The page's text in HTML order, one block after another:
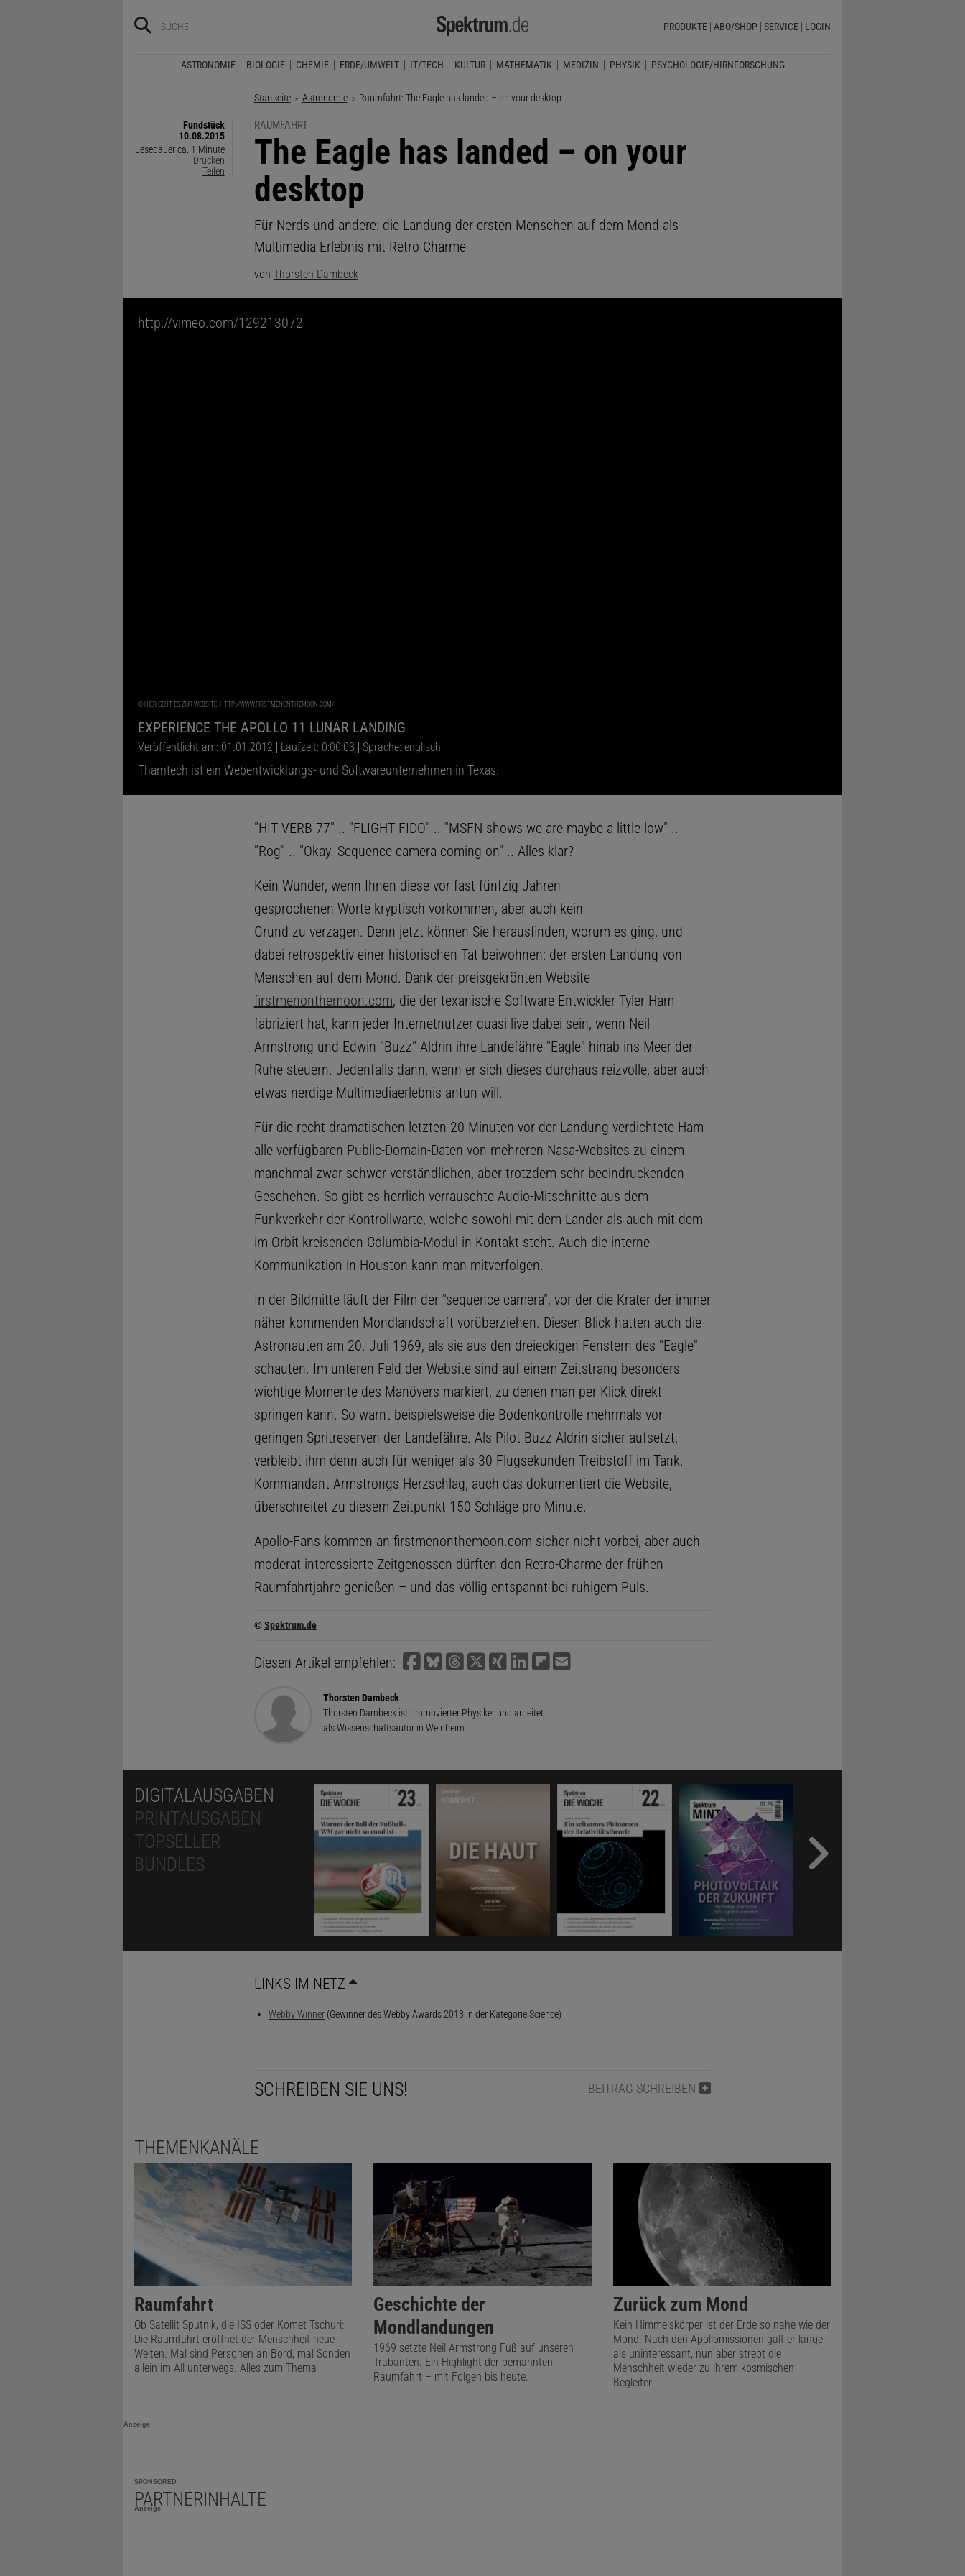
PRODUKTE ABO/SHOP SERVICE LOGIN
ASTRONOMIE BIOLOGIE CHEMIE ERDE/UMWELT IT/TECH KULTUR MATHEMATIK MEDIZIN PHYSIK PSYCHOLOGIE/HIRNFORSCHUNG
Startseite Astronomie Aktuelle Seite:
Raumfahrt: The Eagle has landed – on your desktop
Fundstück
10.08.2015
Lesedauer ca. 1 Minute
Drucken
Teilen
RAUMFAHRT
:
The Eagle has landed – on your
desktop
Für Nerds und andere: die Landung der ersten Menschen auf dem Mond als
Multimedia-Erlebnis mit Retro-Charme
von Thorsten Dambeck
http://vimeo.com/129213072
© HIER GEHT ES ZUR WEBSITE: HTTP://WWW.FIRSTMENONTHEMOON.COM/
EXPERIENCE THE APOLLO 11 LUNAR LANDING
Veröffentlicht am: 01.01.2012 Laufzeit: 0:00:03 Sprache: englisch
Thamtech ist ein Webentwicklungs- und Softwareunternehmen in Texas.
"HIT VERB 77" .. "FLIGHT FIDO" .. "MSFN shows we are maybe a little low" ..
"Rog" .. "Okay. Sequence camera coming on" .. Alles klar?
Kein Wunder, wenn Ihnen diese vor fast fünfzig Jahren
gesprochenen Worte kryptisch vorkommen, aber auch kein
Grund zu verzagen. Denn jetzt können Sie herausfinden, worum es ging, und
dabei retrospektiv einer historischen Tat beiwohnen: der ersten Landung von
Menschen auf dem Mond. Dank der preisgekrönten Website
firstmenonthemoon.com, die der texanische Software-Entwickler Tyler Ham
fabriziert hat, kann jeder Internetnutzer quasi live dabei sein, wenn Neil
Armstrong und Edwin "Buzz" Aldrin ihre Landefähre "Eagle" hinab ins Meer der
Ruhe steuern. Jedenfalls dann, wenn er sich dieses durchaus reizvolle, aber auch
etwas nerdige Multimediaerlebnis antun will.
Für die recht dramatischen letzten 20 Minuten vor der Landung verdichtete Ham
alle verfügbaren Public-Domain-Daten von mehreren Nasa-Websites zu einem
manchmal zwar schwer verständlichen, aber trotzdem sehr beeindruckenden
Geschehen. So gibt es herrlich verrauschte Audio-Mitschnitte aus dem
Funkverkehr der Kontrollwarte, welche sowohl mit dem Lander als auch mit dem
im Orbit kreisenden Columbia-Modul in Kontakt steht. Auch die interne
Kommunikation in Houston kann man mitverfolgen.
In der Bildmitte läuft der Film der "sequence camera", vor der die Krater der immer
näher kommenden Mondlandschaft vorüberziehen. Diesen Blick hatten auch die
Astronauten am 20. Juli 1969, als sie aus den dreieckigen Fenstern des "Eagle"
schauten. Im unteren Feld der Website sind auf einem Zeitstrang besonders
wichtige Momente des Manövers markiert, zu denen man per Klick direkt
springen kann. So warnt beispielsweise die Bodenkontrolle mehrmals vor
geringen Spritreserven der Landefähre. Als Pilot Buzz Aldrin sicher aufsetzt,
verbleibt ihm denn auch für weniger als 30 Flugsekunden Treibstoff im Tank.
Kommandant Armstrongs Herzschlag, auch das dokumentiert die Website,
überschreitet zu diesem Zeitpunkt 150 Schläge pro Minute.
Apollo-Fans kommen an firstmenonthemoon.com sicher nicht vorbei, aber auch
moderat interessierte Zeitgenossen dürften den Retro-Charme der frühen
Raumfahrtjahre genießen – und das völlig entspannt bei ruhigem Puls.
©Spektrum.de
Diesen Artikel empfehlen:
Thorsten Dambeck
Thorsten Dambeck ist promovierter Physiker und arbeitet
als Wissenschaftsautor in Weinheim.
DIGITALAUSGABEN
PRINTAUSGABEN
TOPSELLER
BUNDLES
LINKS IM NETZ
Webby Winner(Gewinner des Webby Awards 2013 in der Kategorie Science)
SCHREIBEN SIE UNS! BEITRAG SCHREIBEN
THEMENKANÄLE
Raumfahrt
Ob Satellit Sputnik, die ISS oder Komet Tschuri:
Die Raumfahrt eröffnet der Menschheit neue
Welten. Mal sind Personen an Bord, mal Sonden
allein im All unterwegs. Alles zum Thema
Geschichte der
Mondlandungen
1969 setzte Neil Armstrong Fuß auf unseren
Trabanten. Ein Highlight der bemannten
Raumfahrt – mit Folgen bis heute.
Zurück zum Mond
Kein Himmelskörper ist der Erde so nahe wie der
Mond. Nach den Apollomissionen galt er lange
als uninteressant, nun aber strebt die
Menschheit wieder zu ihrem kosmischen
Begleiter.
Anzeige
SPONSORED
PARTNERINHALTE
Anzeige